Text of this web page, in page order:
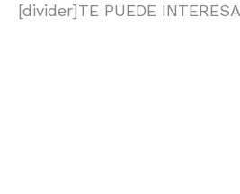
[divider]TE PUEDE